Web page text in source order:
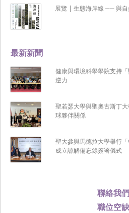
聯絡我們
職位空缺
最新新聞
健康與環境科學學院支持
逆力
聖若瑟大學與聖奧古斯丁
球夥伴關係
聖大參與馬德拉大學舉行
成立諒解備忘錄簽署儀式
展覽 | 生態海岸線 ── 與自